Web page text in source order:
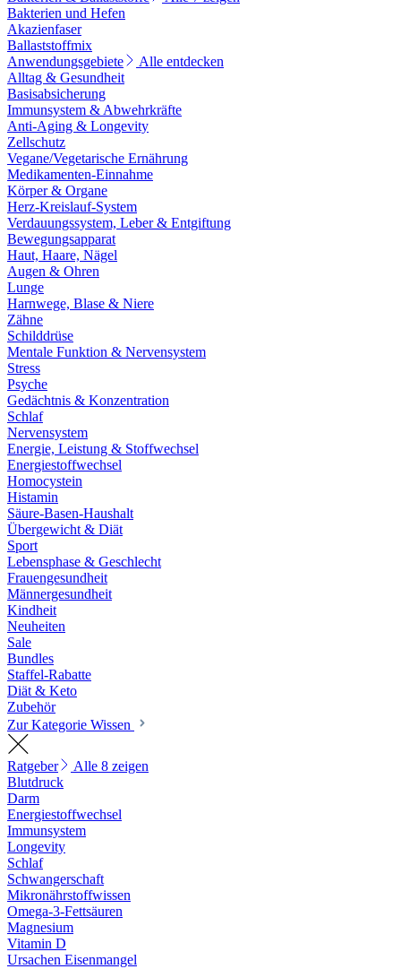
Bakterien und Hefen
Akazienfaser
Ballaststoffmix
Anwendungsgebiete
Alle entdecken
Alltag & Gesundheit
Basisabsicherung
Immunsystem & Abwehrkräfte
Anti-Aging & Longevity
Zellschutz
Vegane/Vegetarische Ernährung
Medikamenten-Einnahme
Körper & Organe
Herz-Kreislauf-System
Verdauungssystem, Leber & Entgiftung
Bewegungsapparat
Haut, Haare, Nägel
Augen & Ohren
Lunge
Harnwege, Blase & Niere
Zähne
Schilddrüse
Mentale Funktion & Nervensystem
Stress
Psyche
Gedächtnis & Konzentration
Schlaf
Nervensystem
Energie, Leistung & Stoffwechsel
Energiestoffwechsel
Homocystein
Histamin
Säure-Basen-Haushalt
Übergewicht & Diät
Sport
Lebensphase & Geschlecht
Frauengesundheit
Männergesundheit
Kindheit
Neuheiten
Sale
Bundles
Staffel-Rabatte
Diät & Keto
Zubehör
Zur Kategorie Wissen
Ratgeber
Alle 8 zeigen
Blutdruck
Darm
Energiestoffwechsel
Immunsystem
Longevity
Schlaf
Schwangerschaft
Mikronährstoffwissen
Omega-3-Fettsäuren
Magnesium
Vitamin D
Ursachen Eisenmangel